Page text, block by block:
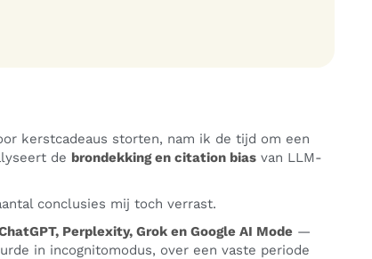
kerstcadeaus storten, nam ik de tijd om een
de brondekking en citation bias van LLM-
conclusies mij toch verrast.
Perplexity, Grok en Google AI Mode —
in incognitomodus, over een vaste periode